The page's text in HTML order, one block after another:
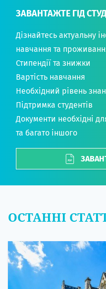
ЗАВАНТАЖТЕ ГІД
Дізнайтесь актуальну
навчання та
Стипендії та знижки
Вартість навчання
Необхідний рівень
Підтримка студентів
Документи необхідні
та багато іншого
ОСТАННІ